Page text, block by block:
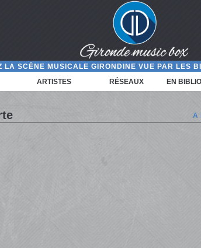
LA SCÈNE MUSICALE GIRONDINE VUE PAR LES
ARTISTES RÉSEAUX EN
A